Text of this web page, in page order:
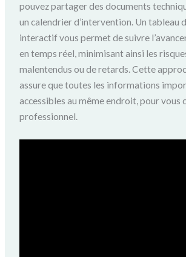
pouvez partager des documents
un calendrier d’intervention. Un tableau
interactif vous permet de suivre
en temps réel, minimisant ainsi les
malentendus ou de retards. Cette
assure que toutes les informations
accessibles au même endroit, pour vous
professionnel.